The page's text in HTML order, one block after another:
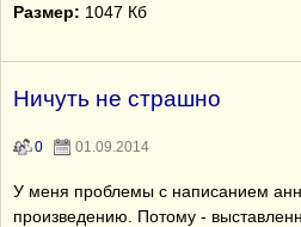
Размер: 1047 Кб
Ничуть не страшно
0 01.09.2014
У меня проблемы с написанием
произведению. Потому -